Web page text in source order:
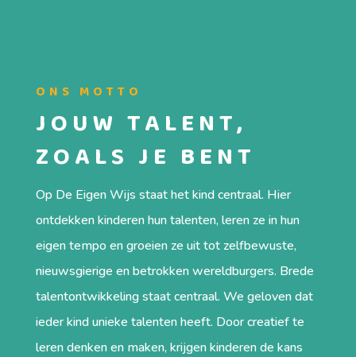
ONS MOTTO
JOUW TALENT,
ZOALS JE BENT
Op De Eigen Wijs staat het kind centraal. Hier
ontdekken kinderen hun talenten, leren ze in hun
eigen tempo en groeien ze uit tot zelfbewuste,
nieuwsgierige en betrokken wereldburgers. Brede
talentontwikkeling staat centraal. We geloven dat
ieder kind unieke talenten heeft. Door creatief te
leren denken en maken, krijgen kinderen de kans